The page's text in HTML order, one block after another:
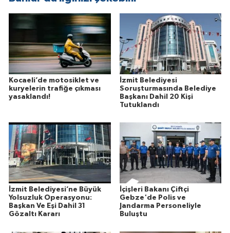
Kocaeli’de motosiklet ve
kuryelerin trafiğe çıkması
yasaklandı!
İzmit Belediyesi
Soruşturmasında Belediye
Başkanı Dahil 20 Kişi
Tutuklandı
İzmit Belediyesi’ne Büyük
Yolsuzluk Operasyonu:
Başkan Ve Eşi Dahil 31
Gözaltı Kararı
İçişleri Bakanı Çiftçi
Gebze'de Polis ve
Jandarma Personeliyle
Buluştu